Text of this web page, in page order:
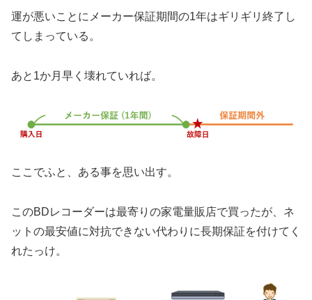
運が悪いことにメーカー保証期間の1年はギリギリ終了し
てしまっている。
あと1か月早く壊れていれば。
ここでふと、ある事を思い出す。
このBDレコーダーは最寄りの家電量販店で買ったが、ネ
ットの最安値に対抗できない代わりに長期保証を付けてく
れたっけ。